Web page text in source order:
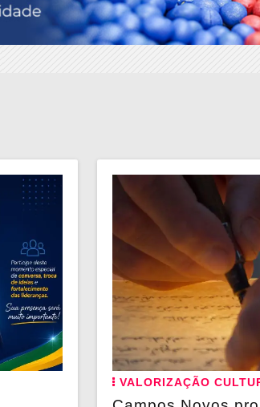
VALORIZAÇÃO